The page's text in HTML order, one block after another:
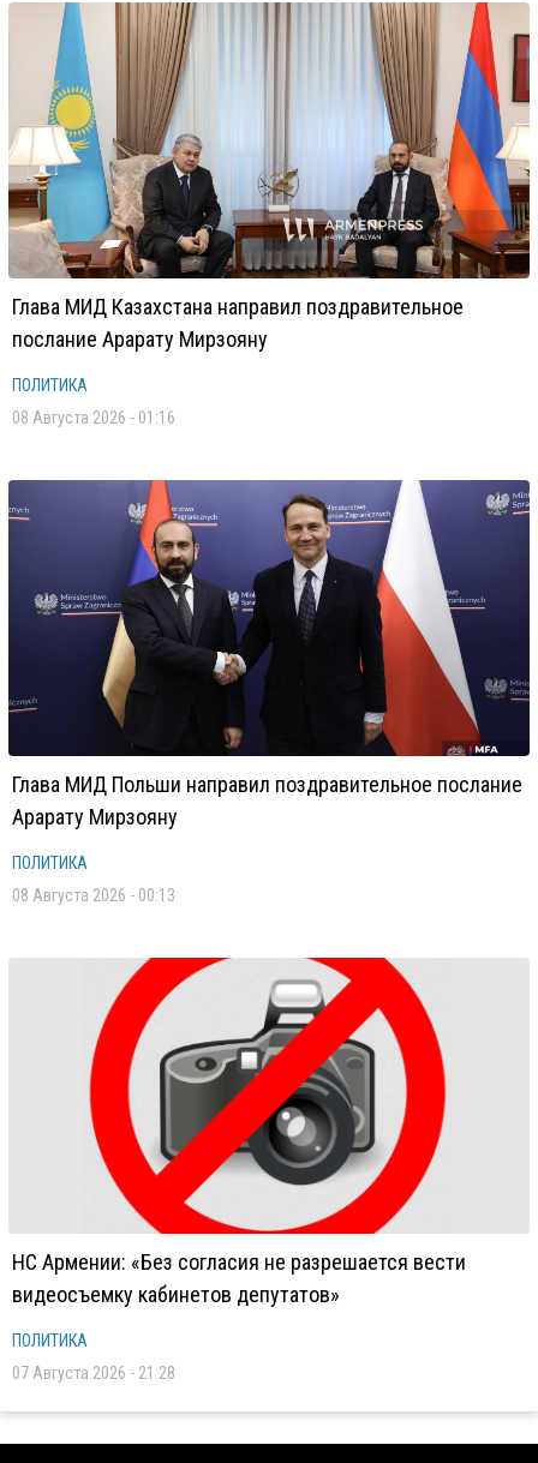
Глава МИД Казахстана направил поздравительное
послание Арарату Мирзояну
ПОЛИТИКА
08 Августа 2026 - 01:16
Глава МИД Польши направил поздравительное послание
Арарату Мирзояну
ПОЛИТИКА
08 Августа 2026 - 00:13
НС Армении: «Без согласия не разрешается вести
видеосъемку кабинетов депутатов»
ПОЛИТИКА
07 Августа 2026 - 21:28